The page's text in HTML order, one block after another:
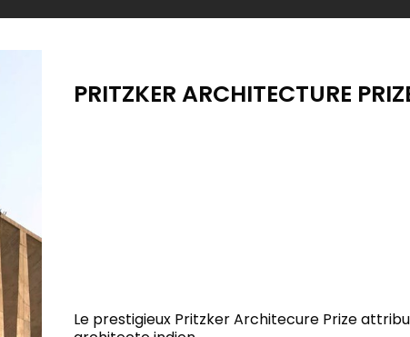
PRITZKER ARCHITECTURE
Le prestigieux Pritzker Architecure Prize